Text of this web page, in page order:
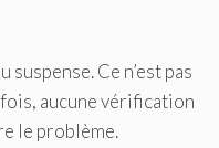
Ce n’est pas
aucune vérification
le problème.